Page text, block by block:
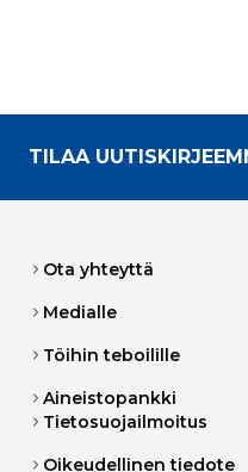
TILAA
Ota yhteyttä
Medialle
Töihin teboilille
Aineistopankki
Tietosuojailmoitus
Oikeudellinen tiedote